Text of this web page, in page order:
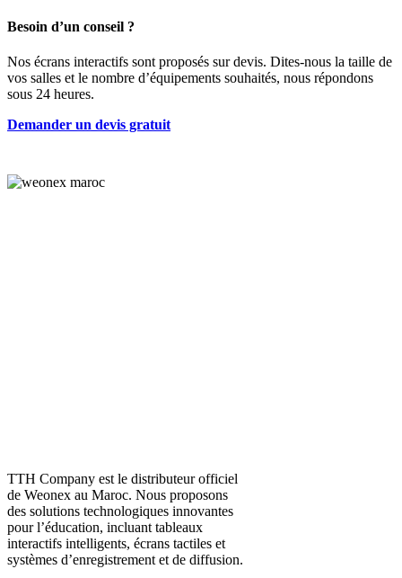
Besoin d’un conseil ?
Nos écrans interactifs sont proposés sur devis. Dites-nous la taille de
vos salles et le nombre d’équipements souhaités, nous répondons
sous 24 heures.
Demander un devis gratuit
TTH Company est le distributeur officiel
de Weonex au Maroc. Nous proposons
des solutions technologiques innovantes
pour l’éducation, incluant tableaux
interactifs intelligents, écrans tactiles et
systèmes d’enregistrement et de diffusion.